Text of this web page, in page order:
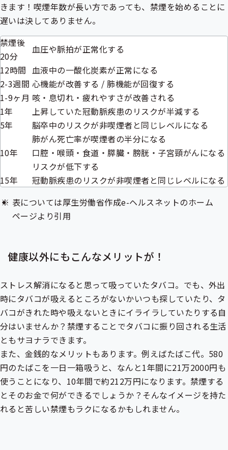
きます！喫煙年数が長い方であっても、禁煙を始めることに
遅いは決してありません。
禁煙後
20分
血圧や脈拍が正常化する
12時間 血液中の一酸化炭素が正常になる
2-3週間 心機能が改善する / 肺機能が回復する
1-9ヶ月 咳・息切れ・疲れやすさが改善される
1年
上昇していた冠動脈疾患のリスクが半減する
5年
脳卒中のリスクが非喫煙者と同じレベルになる
10年
肺がん死亡率が喫煙者の半分になる
口腔・喉頭・食道・膵臓・膀胱・子宮頸がんになる
リスクが低下する
15年
冠動脈疾患のリスクが非喫煙者と同じレベルになる
表については厚生労働省作成e-ヘルスネットのホーム
ページより引用
健康以外にもこんなメリットが！
ストレス解消になると思って吸っていたタバコ。でも、外出
時にタバコが吸えるところがないかいつも探していたり、タ
バコがきれた時や吸えないときにイライラしていたりする自
分はいませんか？禁煙することでタバコに振り回される生活
ともサヨナラできます。
また、金銭的なメリットもあります。例えばたばこ代。580
円のたばこを一日一箱吸うと、なんと1年間に21万2000円も
使うことになり、10年間で約212万円になります。禁煙する
とそのお金で何ができるでしょうか？そんなイメージを持た
れると苦しい禁煙もラクになるかもしれません。